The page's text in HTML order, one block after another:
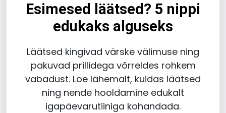
Esimesed läätsed? 5 nippi
edukaks alguseks
Läätsed kingivad värske välimuse ning
pakuvad prillidega võrreldes rohkem
vabadust. Loe lähemalt, kuidas läätsed
ning nende hooldamine edukalt
igapäevarutiiniga kohandada.